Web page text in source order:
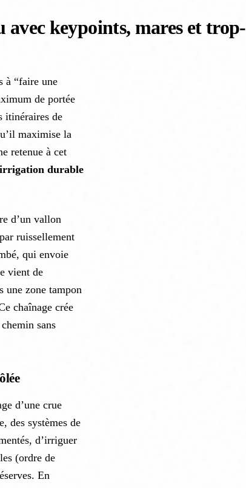
avec keypoints, mares et trop-
à “faire une
de portée
itinéraires de
maximise la
retenue à cet
irrigation durable
d’un vallon
ruissellement
qui envoie
vient de
une zone tampon
chaînage crée
sans
d’une crue
des systèmes de
d’irriguer
(ordre de
En